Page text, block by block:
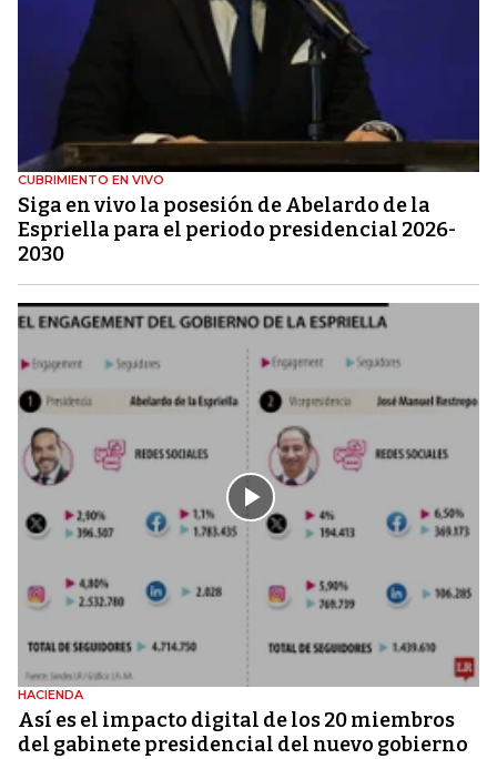
CUBRIMIENTO EN VIVO
Siga en vivo la posesión de Abelardo de la
Espriella para el periodo presidencial 2026-
2030
HACIENDA
Así es el impacto digital de los 20 miembros
del gabinete presidencial del nuevo gobierno